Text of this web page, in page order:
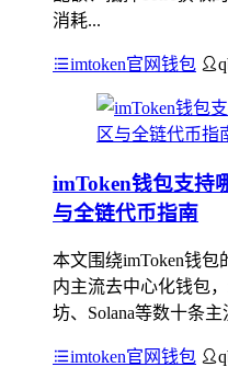
消耗...
imtoken官网钱包
imToken钱包支持
与全链代币指南
本文围绕imToken钱
内主流去中心化钱包
坊、Solana等数十条
imtoken官网钱包